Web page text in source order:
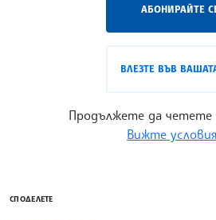
АБОНИРАЙТЕ
ВЛЕЗТЕ ВЪВ
Продължете да четете
Вижте
СПОДЕЛЕТЕ